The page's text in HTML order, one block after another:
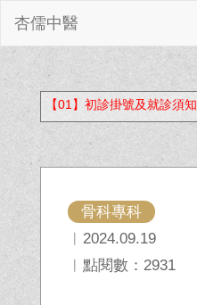
杏儒中醫
【01】初診掛號及就診須知
骨科專科
︱2024.09.19
︱點閱數：2931